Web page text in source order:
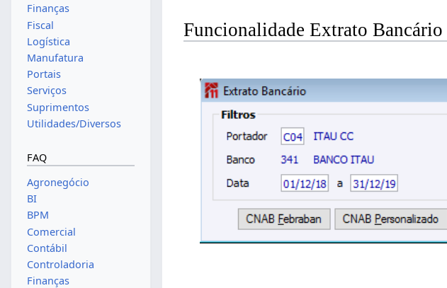
Funcionalidade Extrato Bancário
Finanças
Fiscal
Logística
Manufatura
Portais
Serviços
Suprimentos
Utilidades/Diversos
FAQ
Agronegócio
BI
BPM
Comercial
Contábil
Controladoria
Finanças